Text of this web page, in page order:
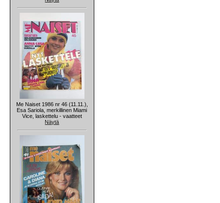
Me Naiset 1986 nr 46 (11.11.),
Esa Sariola, merkillinen Miami
Vice, laskettelu - vaatteet
Näytä